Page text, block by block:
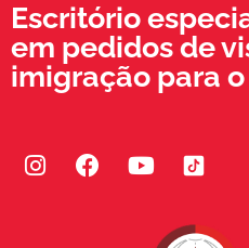
Escritório
em pedidos de
imigração para
Instagram
Facebook
Youtube